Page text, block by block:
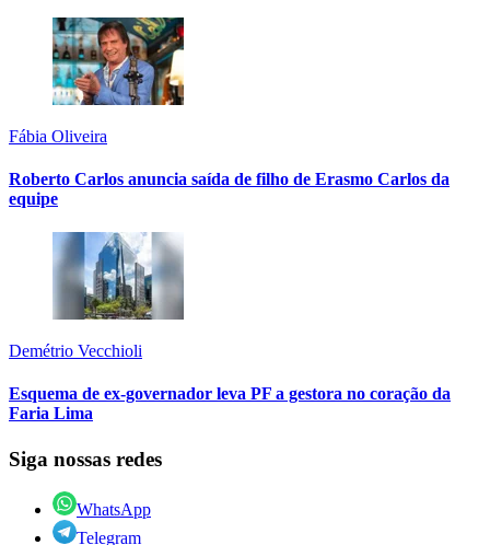
Fábia Oliveira
Roberto Carlos anuncia saída de filho de Erasmo Carlos da
equipe
Demétrio Vecchioli
Esquema de ex-governador leva PF a gestora no coração da
Faria Lima
Siga nossas redes
WhatsApp
Telegram